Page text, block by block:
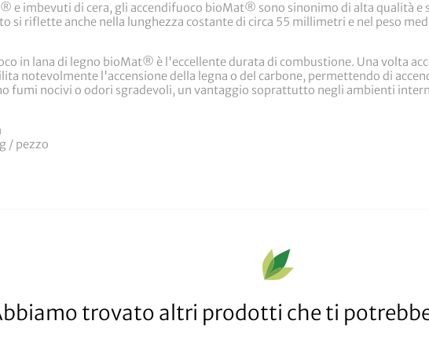
e imbevuti di cera, gli accendifuoco bioMat® sono sinonimo di alta qualità e
si riflette anche nella lunghezza costante di circa 55 millimetri e nel peso
in lana di legno bioMat® è l'eccellente durata di combustione. Una volta
notevolmente l'accensione della legna o del carbone, permettendo di
fumi nocivi o odori sgradevoli, un vantaggio soprattutto negli ambienti
/ pezzo
trovato altri prodotti che ti